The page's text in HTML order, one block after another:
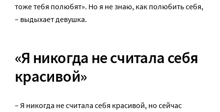
тоже тебя полюбят». Но я не знаю, как полюбить себя,
– выдыхает девушка.
«Я никогда не считала себя
красивой»
– Я никогда не считала себя красивой, но сейчас